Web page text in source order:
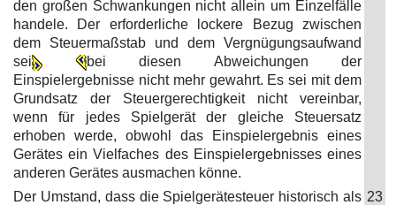
den großen Schwankungen nicht allein um Einzelfälle
handele. Der erforderliche lockere Bezug zwischen
dem Steuermaßstab und dem Vergnügungsaufwand
sei
bei diesen Abweichungen der
Einspielergebnisse nicht mehr gewahrt. Es sei mit dem
Grundsatz der Steuergerechtigkeit nicht vereinbar,
wenn für jedes Spielgerät der gleiche Steuersatz
erhoben werde, obwohl das Einspielergebnis eines
Gerätes ein Vielfaches des Einspielergebnisses eines
anderen Gerätes ausmachen könne.
Der Umstand, dass die Spielgerätesteuer historisch als 23